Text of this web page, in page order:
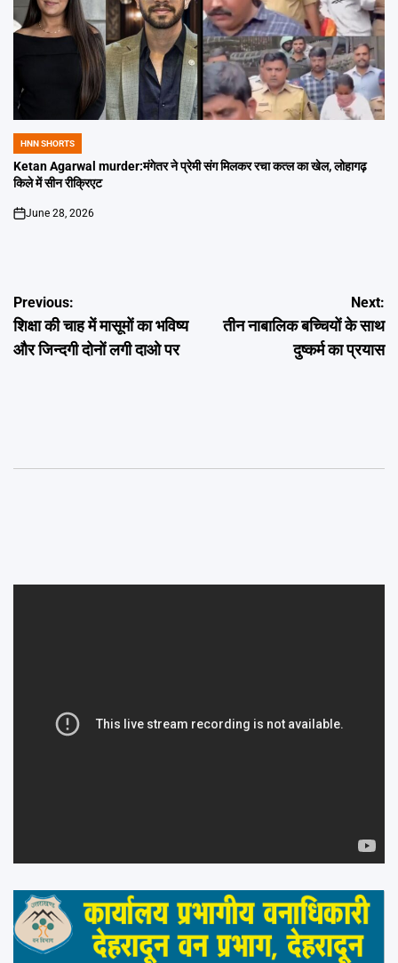
POSTED
IN
HNN SHORTS
Ketan Agarwal murder:मंगेतर ने प्रेमी संग मिलकर रचा कत्ल का खेल, लोहागढ़
किले में सीन रीक्रिएट
on
June 28, 2026
Post
navigation
Previous:
शिक्षा की चाह में मासूमों का भविष्य
और जिन्दगी दोनों लगी दाओ पर
Next:
तीन नाबालिक बच्चियों के साथ
दुष्कर्म का प्रयास